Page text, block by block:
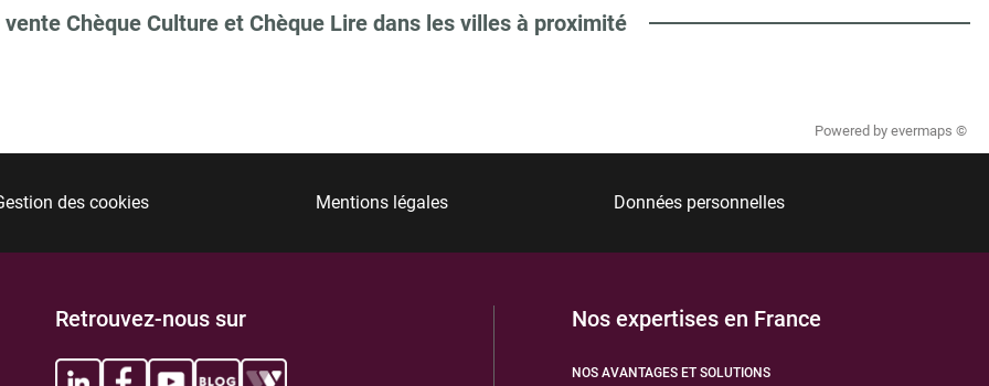
Chèque Culture et Chèque Lire dans les villes à proximité
Powered by evermaps ©
des cookies Mentions légales Données personnelles
Retrouvez-nous sur Nos expertises en France
NOS AVANTAGES ET SOLUTIONS